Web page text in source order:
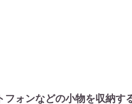
フォンなどの小物を収納す